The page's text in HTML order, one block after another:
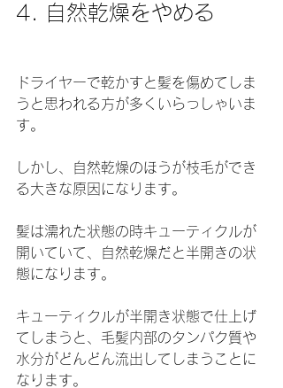
4. 自然乾燥をやめる
ドライヤーで乾かすと髪を傷めてしま
うと思われる方が多くいらっしゃいま
す。
しかし、自然乾燥のほうが枝毛ができ
る大きな原因になります。
髪は濡れた状態の時キューティクルが
開いていて、自然乾燥だと半開きの状
態になります。
キューティクルが半開き状態で仕上げ
てしまうと、毛髪内部のタンパク質や
水分がどんどん流出してしまうことに
なります。